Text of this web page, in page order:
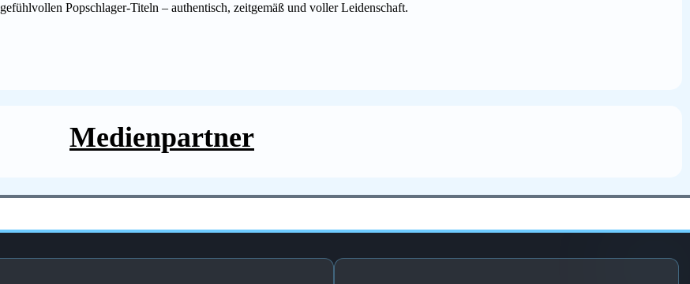
gefühlvollen Popschlager-Titeln – authentisch, zeitgemäß und voller Leidenschaft.
Medienpartner